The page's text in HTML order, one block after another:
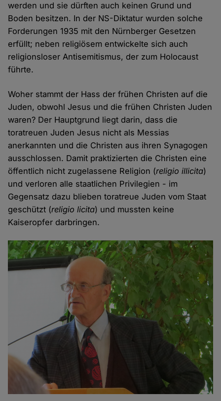
werden und sie dürften auch keinen Grund und
Boden besitzen. In der NS-Diktatur wurden solche
Forderungen 1935 mit den Nürnberger Gesetzen
erfüllt; neben religiösem entwickelte sich auch
religionsloser Antisemitismus, der zum Holocaust
führte.
Woher stammt der Hass der frühen Christen auf die
Juden, obwohl Jesus und die frühen Christen Juden
waren? Der Hauptgrund liegt darin, dass die
toratreuen Juden Jesus nicht als Messias
anerkannten und die Christen aus ihren Synagogen
ausschlossen. Damit praktizierten die Christen eine
öffentlich nicht zugelassene Religion (religio illicita)
und verloren alle staatlichen Privilegien - im
Gegensatz dazu blieben toratreue Juden vom Staat
geschützt (religio licita) und mussten keine
Kaiseropfer darbringen.